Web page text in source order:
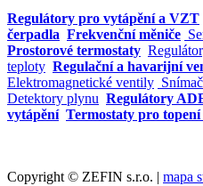
Regulátory pro vytápění a VZT
čerpadla Frekvenční měniče
Prostorové termostaty
teploty Regulační a havarijní
Elektromagnetické ventily
Detektory plynu Regulátory
vytápění Termostaty pro topení
Copyright © ZEFIN s.r.o. | mapa